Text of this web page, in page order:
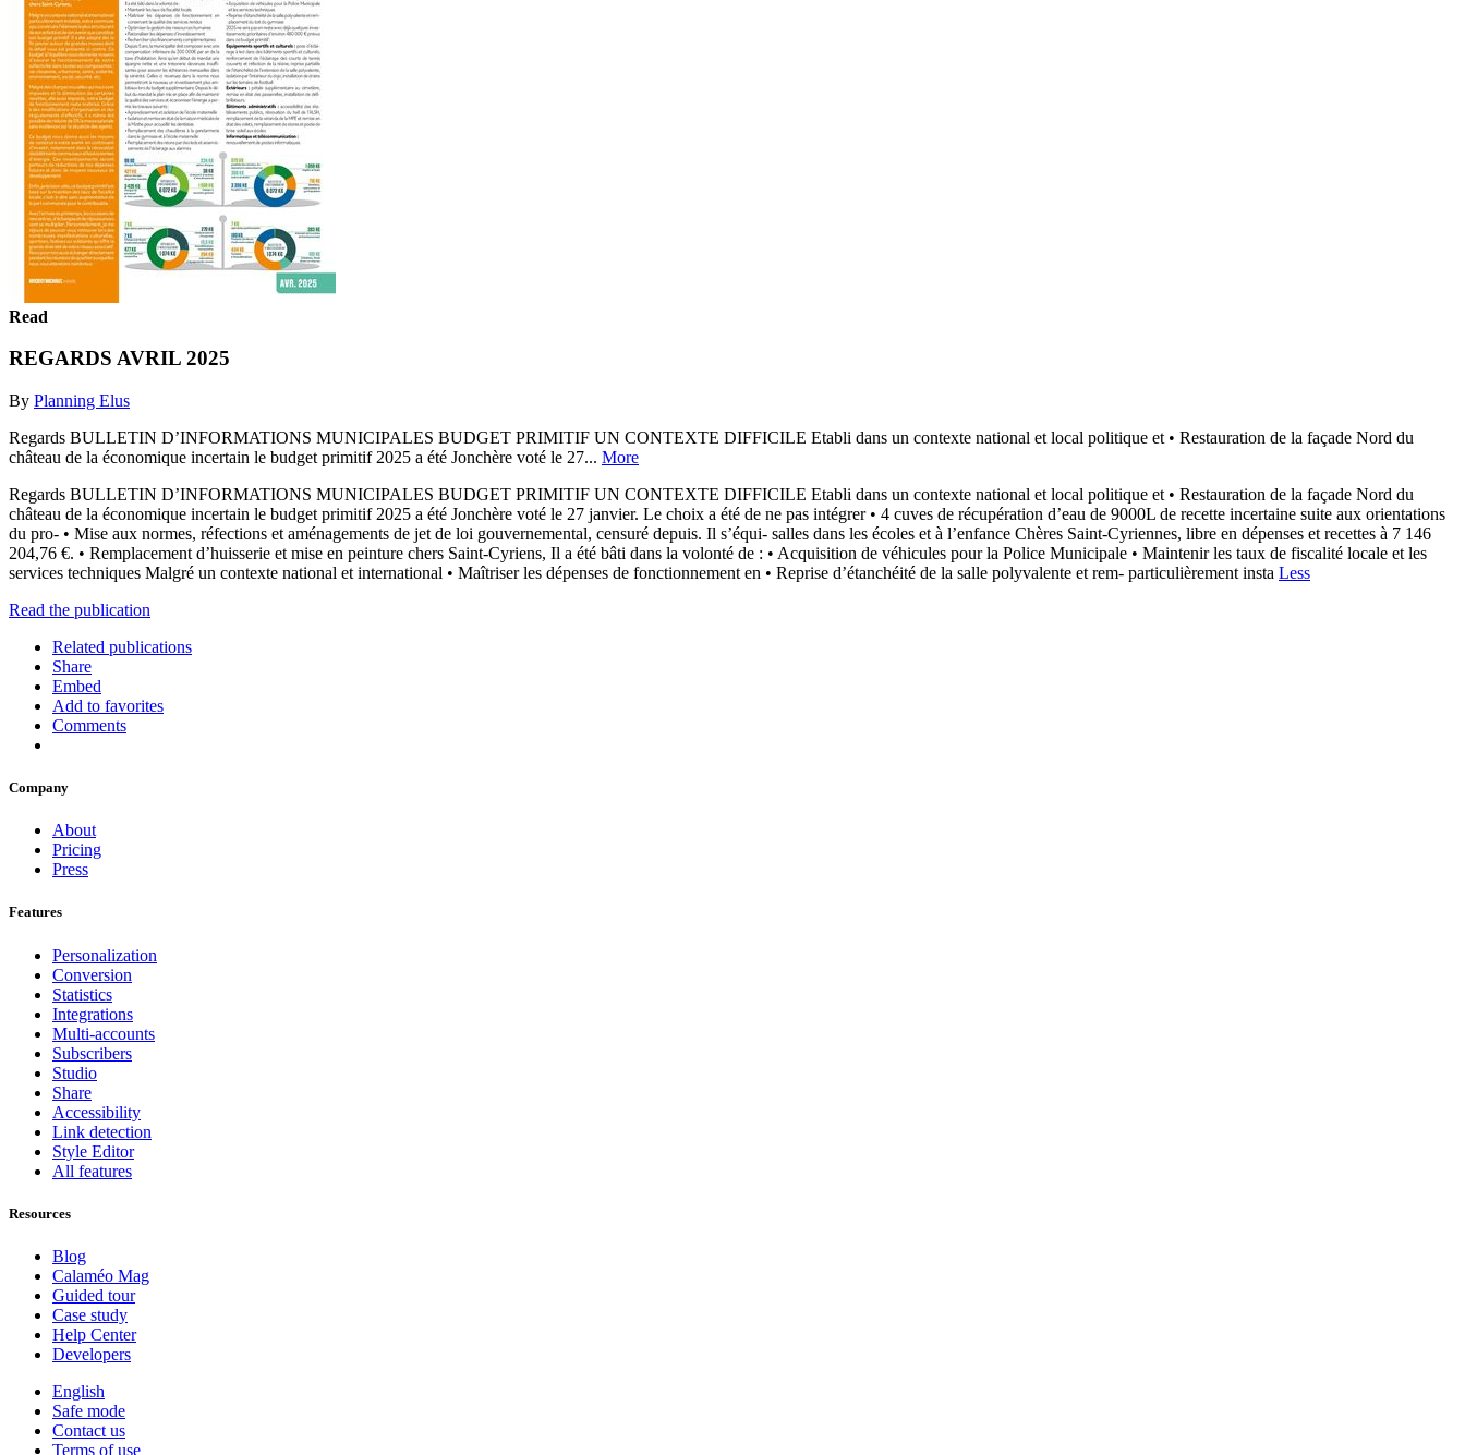
Read
REGARDS AVRIL 2025
By Planning Elus
Regards BULLETIN D’INFORMATIONS MUNICIPALES BUDGET PRIMITIF UN CONTEXTE DIFFICILE Etabli dans un contexte national et local politique et • Restauration de la façade Nord du
château de la économique incertain le budget primitif 2025 a été Jonchère voté le 27... More
Regards BULLETIN D’INFORMATIONS MUNICIPALES BUDGET PRIMITIF UN CONTEXTE DIFFICILE Etabli dans un contexte national et local politique et • Restauration de la façade Nord du
château de la économique incertain le budget primitif 2025 a été Jonchère voté le 27 janvier. Le choix a été de ne pas intégrer • 4 cuves de récupération d’eau de 9000L de recette incertaine suite aux orientations
du pro- • Mise aux normes, réfections et aménagements de jet de loi gouvernemental, censuré depuis. Il s’équi- salles dans les écoles et à l’enfance Chères Saint-Cyriennes, libre en dépenses et recettes à 7 146
204,76 €. • Remplacement d’huisserie et mise en peinture chers Saint-Cyriens, Il a été bâti dans la volonté de : • Acquisition de véhicules pour la Police Municipale • Maintenir les taux de fiscalité locale et les
services techniques Malgré un contexte national et international • Maîtriser les dépenses de fonctionnement en • Reprise d’étanchéité de la salle polyvalente et rem- particulièrement insta Less
Read the publication
Related publications
Share
Embed
Add to favorites
Comments
Company
About
Pricing
Press
Features
Personalization
Conversion
Statistics
Integrations
Multi-accounts
Subscribers
Studio
Share
Accessibility
Link detection
Style Editor
All features
Resources
Blog
Calaméo Mag
Guided tour
Case study
Help Center
Developers
English
Safe mode
Contact us
Terms of use